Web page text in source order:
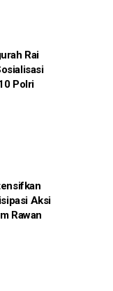
Rai
Polri
Aksi
Rawan